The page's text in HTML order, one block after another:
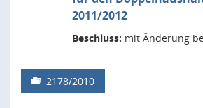
2011/2012
Beschluss: mit Änderung
2178/2010